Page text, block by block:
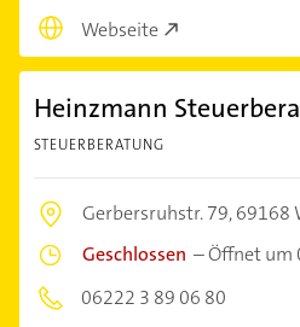
Webseite
Heinzmann
STEUERBERATUNG
Gerbersruhstr. 79,69168
Geschlossen –Öffnet um
06222 3 89 06 80